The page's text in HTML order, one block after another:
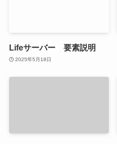
Lifeサーバー 要素説明
2025年5月18日